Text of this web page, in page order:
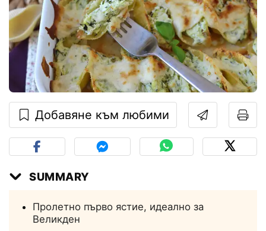
Добавяне към любими
SUMMARY
Пролетно първо ястие, идеално за
Великден